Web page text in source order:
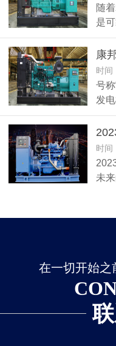
随
是
时
号
发
时
未
在一切开始之